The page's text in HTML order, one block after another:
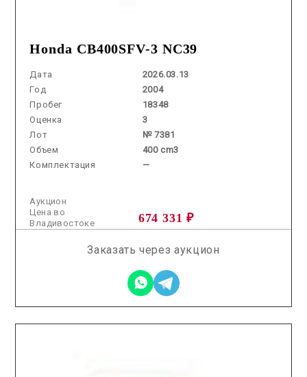
Honda CB400SFV-3 NC39
Дата
2026.03.13
Год
2004
Пробег
18348
Оценка
3
Лот
№ 7381
Объем
400 cm3
Комплектация
—
Аукцион
674 331 ₽
Цена во
Владивостоке
Заказать через аукцион